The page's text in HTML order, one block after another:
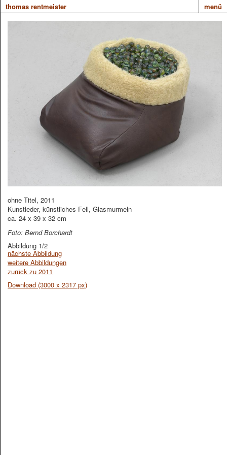
thomas rentmeister menü
ohne Titel, 2011
Kunstleder, künstliches Fell, Glasmurmeln
ca. 24 x 39 x 32 cm
Foto: Bernd Borchardt
Abbildung 1/2
nächste Abbildung
weitere Abbildungen
zurück zu 2011
Download (3000 x 2317 px)